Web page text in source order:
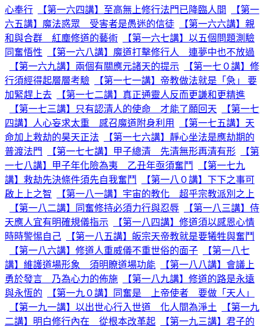
心奉行
【第一六四講】至高無上修行法門已降臨人間
【第一
六五講】魔法惑眾 受害者是愚迷的信徒
【第一六六講】親
和與合群 紅塵修道的藝術
【第一六七講】以五個問題測驗
同奮悟性
【第一六八講】魔道打擊修行人 連夢中也不放過
【第一六九講】兩個有關應元諸天的提示
【第一七０講】修
行須經得起層層考驗
【第一七一講】帝教做法就是「急」 要
加緊趕上去
【第一七二講】真正通靈人反而更謙和更精進
【第一七三講】只有認清人的使命 才能了願回天
【第一七
四講】人心妄求太重 感召魔道附身利用
【第一七五講】天
命加上救劫的昊天正法
【第一七六講】靜心坐法是應劫期的
普渡法門
【第一七七講】甲子總清 先清無形再清有形
【第
一七八講】甲子年化險為夷 乙丑年亟須奮鬥
【第一七九
講】救劫先決條件須先自我奮鬥
【第一八０講】下下之事可
啟上上之智
【第一八一講】宇宙的教化 超乎宗教派別之上
【第一八二講】同奮修持必須力行與忍辱
【第一八三講】侍
天應人宜有明確規儀指示
【第一八四講】修道須以感恩心情
時時警惕自己
【第一八五講】皈宗天帝教就是要犧牲與奮鬥
【第一八六講】修道人重威儀不重世俗的面子
【第一八七
講】維護道場形象 須明瞭道場功能
【第一八八講】會議上
勇於發言 乃為心力的佈施
【第一八九講】修道的路是永遠
與永恆的
【第一九０講】同奮是 上帝使者 要做「天人」
【第一九一講】以出世心行入世道 化人間為淨土
【第一九
二講】明白修行內在 從根本改革起
【第一九三講】君子的